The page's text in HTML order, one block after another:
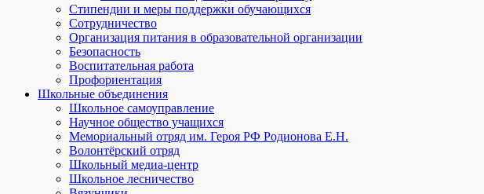
Стипендии и меры поддержки обучающихся
Сотрудничество
Организация питания в образовательной организации
Безопасность
Воспитательная работа
Профориентация
Школьные объединения
Школьное самоуправление
Научное общество учащихся
Мемориальный отряд им. Героя РФ Родионова Е.Н.
Волонтёрский отряд
Школьный медиа-центр
Школьное лесничество